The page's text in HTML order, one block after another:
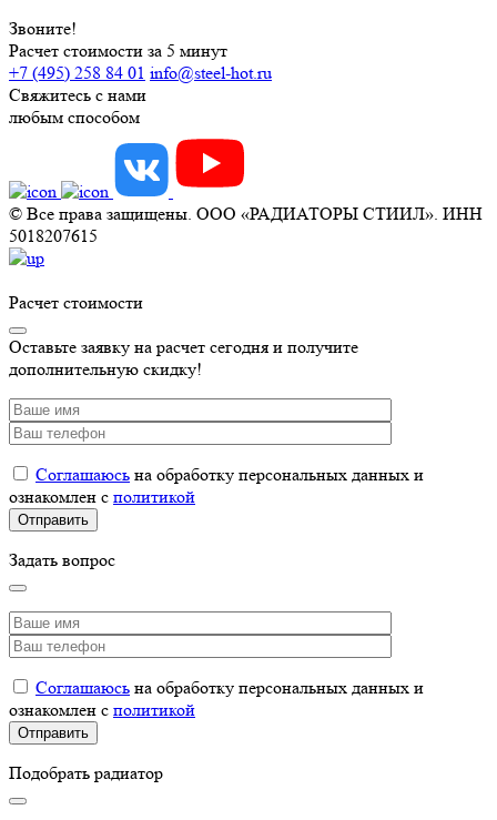
Звоните!
Расчет стоимости за 5 минут
+7 (495) 258 84 01 info@steel-hot.ru
Свяжитесь с нами
любым способом
© Все права защищены. ООО «РАДИАТОРЫ СТИИЛ». ИНН
5018207615
Расчет стоимости
Оставьте заявку на расчет сегодня и получите
дополнительную скидку!
Соглашаюсь на обработку персональных данных и
ознакомлен с политикой
Задать вопрос
Соглашаюсь на обработку персональных данных и
ознакомлен с политикой
Подобрать радиатор